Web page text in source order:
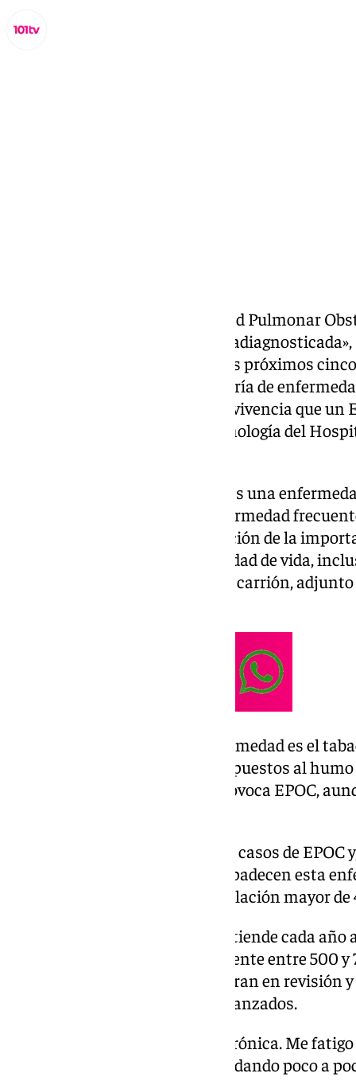
El Día Mundial de la Enfermedad Pulmonar
enfermedad «silenciosa» e
noviembre. «El pronóstico en los próximos
que ingresa es peor que la mayoría de
tumores que tengan más supervivencia que un
avisa el jefe de servicio de Neumología del
Los expertos coinciden en que es una
al día como otras». «Es una enfermedad
intentar concienciar a la población de la
se puede mejorar mucho la calidad de vida,
enfermedad», explica Francisco carrión,
La principal causa de este enfermedad es el
pacientes nunca han estado expuestos al
además, si el vapeo también provoca EPOC,
En España hay tres millones de casos de EPOC
cuatro pacientes no saben que padecen esta
intervención». Un 10% de la población mayor
El Hospital Clínico de Málaga atiende cada
EPOC, de los que aproximadamente entre 500
resto pacientes, que se encuentran en
encuentran en estadios más avanzados.
«El tabaco provoca bronquitis crónica. Me
pues no lo hacen. Se van acomodando poco a